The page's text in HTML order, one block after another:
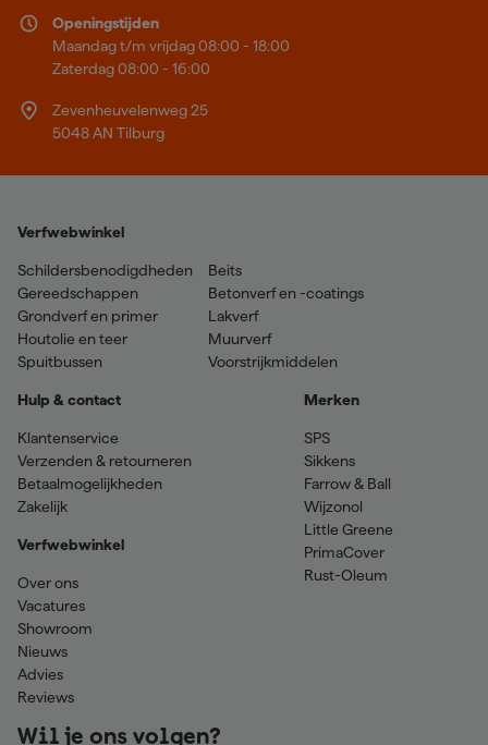
Openingstijden
Maandag t/m vrijdag 08:00 - 18:00
Zaterdag 08:00 - 16:00
Zevenheuvelenweg 25
5048 AN Tilburg
Verfwebwinkel
Schildersbenodigdheden
Gereedschappen
Grondverf en primer
Houtolie en teer
Spuitbussen
Beits
Betonverf en -coatings
Lakverf
Muurverf
Voorstrijkmiddelen
Hulp & contact
Klantenservice
Verzenden & retourneren
Betaalmogelijkheden
Zakelijk
Verfwebwinkel
Over ons
Vacatures
Showroom
Nieuws
Advies
Reviews
Merken
SPS
Sikkens
Farrow & Ball
Wijzonol
Little Greene
PrimaCover
Rust-Oleum
Wil je ons volgen?